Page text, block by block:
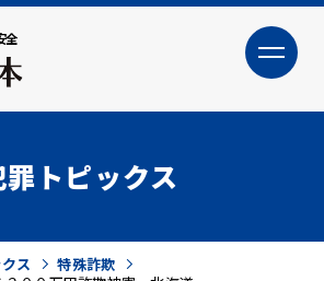
全
大
トピックス
ス
特殊詐欺